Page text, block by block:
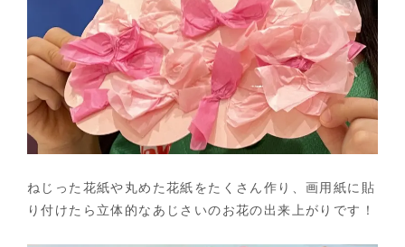
ねじった花紙や丸めた花紙をたくさん作り、画用紙に貼
り付けたら立体的なあじさいのお花の出来上がりです！